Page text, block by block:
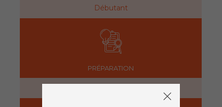
Débutant
PRÉPARATION